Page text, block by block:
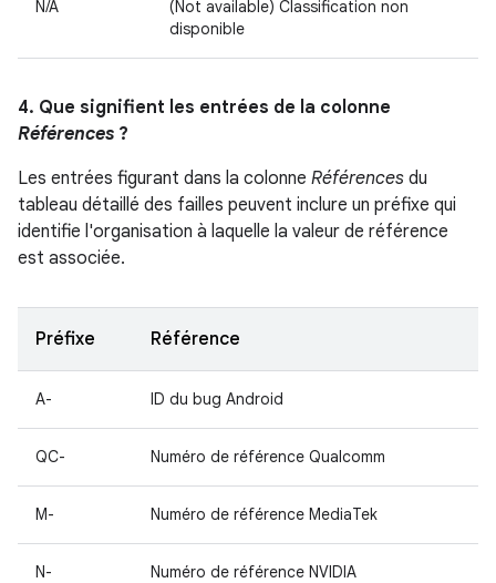
N/A
(Not available) Classification non
disponible
4. Que signifient les entrées de la colonne
Références ?
Les entrées figurant dans la colonne Références du
tableau détaillé des failles peuvent inclure un préfixe qui
identifie l'organisation à laquelle la valeur de référence
est associée.
Préfixe Référence
A- ID du bug Android
QC- Numéro de référence Qualcomm
M- Numéro de référence MediaTek
N- Numéro de référence NVIDIA